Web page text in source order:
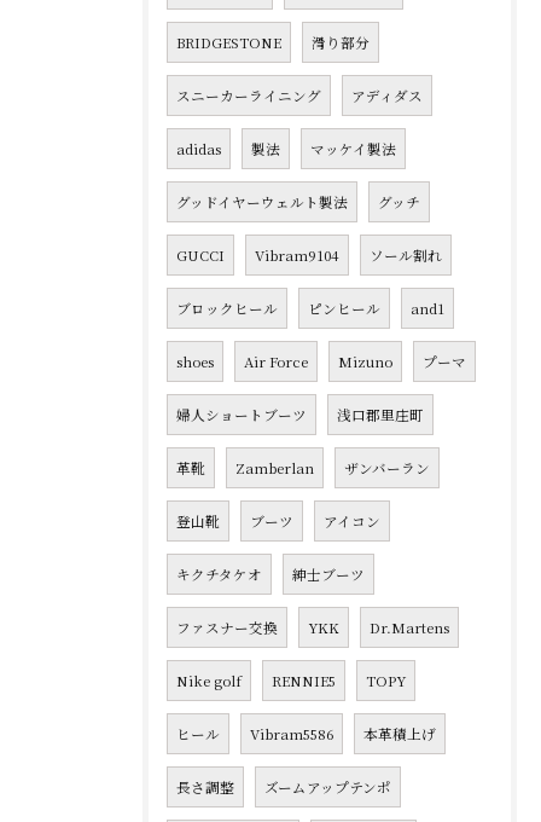
BRIDGESTONE 滑り部分
スニーカーライニング アディダス
adidas 製法 マッケイ製法
グッドイヤーウェルト製法 グッチ
GUCCI Vibram9104 ソール割れ
ブロックヒール ピンヒール and1
shoes Air Force Mizuno プーマ
婦人ショートブーツ 浅口郡里庄町
革靴 Zamberlan ザンバーラン
登山靴 ブーツ アイコン
キクチタケオ 紳士ブーツ
ファスナー交換 YKK Dr.Martens
Nike golf RENNIE5 TOPY
ヒール Vibram5586 本革積上げ
長さ調整 ズームアップテンポ